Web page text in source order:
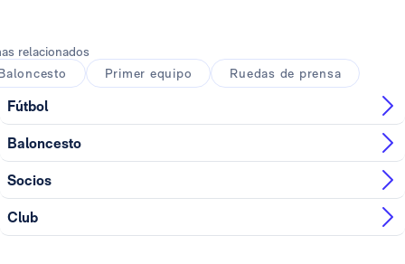
relacionados
Primer equipo Ruedas de prensa
Fútbol
Baloncesto
Socios
Club